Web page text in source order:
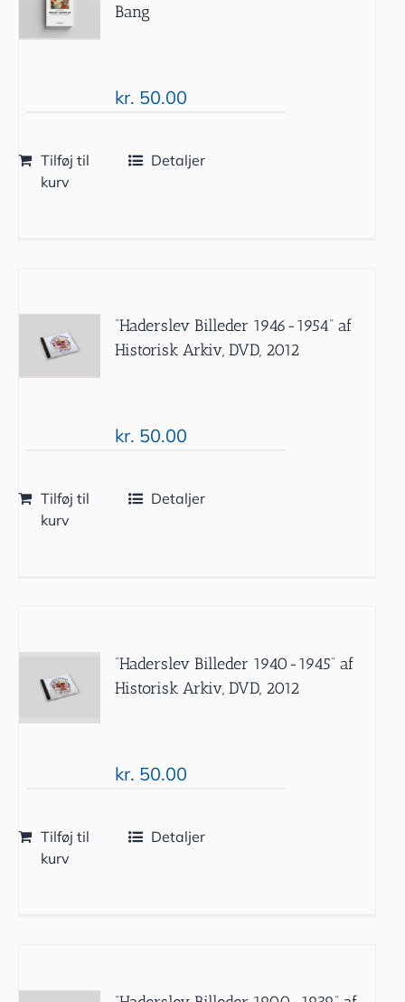
Bang
kr. 50.00
Tilføj til
kurv
Detaljer
”Haderslev Billeder 1946-1954” af
Historisk Arkiv, DVD, 2012
kr. 50.00
Tilføj til
kurv
Detaljer
”Haderslev Billeder 1940-1945” af
Historisk Arkiv, DVD, 2012
kr. 50.00
Tilføj til
kurv
Detaljer